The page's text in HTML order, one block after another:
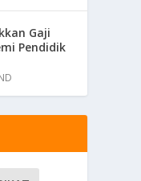
Gaji
Pendidik